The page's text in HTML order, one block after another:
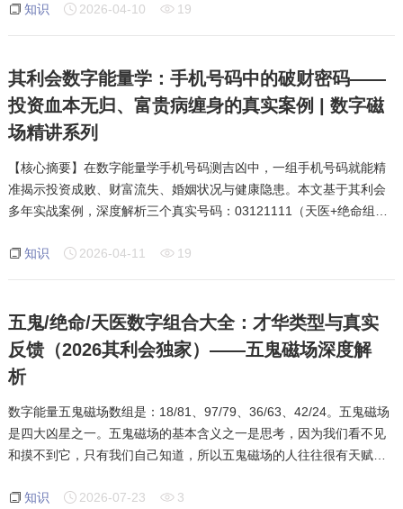
住财、为女人破财；案例三：35岁男性，生气
知识 2026-04-10 19
其利会数字能量学：手机号码中的破财密码——
投资血本无归、富贵病缠身的真实案例 | 数字磁
场精讲系列
【核心摘要】在数字能量学手机号码测吉凶中，一组手机号码就能精
准揭示投资成败、财富流失、婚姻状况与健康隐患。本文基于其利会
多年实战案例，深度解析三个真实号码：03121111（天医+绝命组
79041321（富贵病缠身、离婚、财产被套）。通过号码吉凶查询
知识 2026-04-11 19
五鬼/绝命/天医数字组合大全：才华类型与真实
反馈（2026其利会独家）——五鬼磁场深度解
析
数字能量五鬼磁场数组是：18/81、97/79、36/63、42/24。五鬼磁场
是四大凶星之一。五鬼磁场的基本含义之一是思考，因为我们看不见
和摸不到它，只有我们自己知道，所以五鬼磁场的人往往很有天赋才
解，特别是在艺术上，这种特质可以体现得最
知识 2026-07-23 3